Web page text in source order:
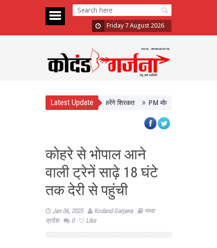
Friday 7 August 2026
Latest Update
ऊर्जा क्षेत्र के दिग्गज, CM योगी करेंगे शिरकत PM मोदी की नई अपील: हैंडलूम
कोहरे से भोपाल आने
वाली ट्रेनें साढ़े 18 घंटे
तक देरी से पहुंची
Jan 06, 2025 Kodand Garjana
मध्य
प्रदेश
0 Like